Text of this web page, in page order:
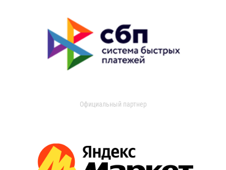
Официальный партнер